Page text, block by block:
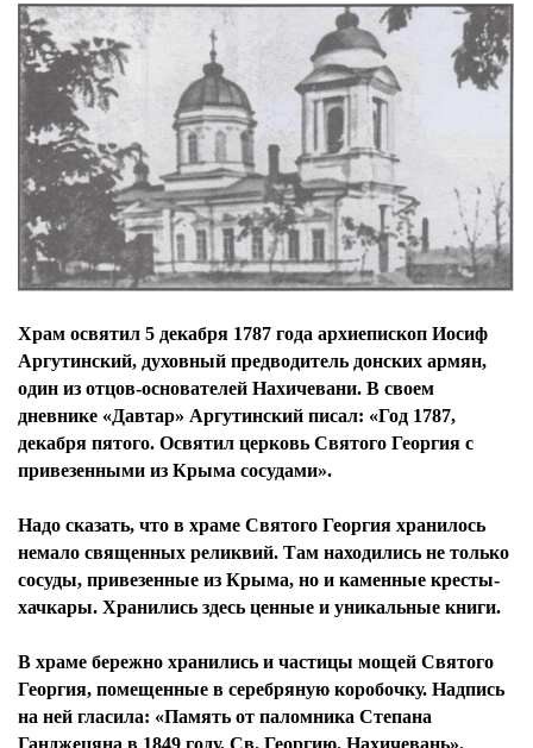
Храм освятил 5 декабря 1787 года архиепископ Иосиф
Аргутинский, духовный предводитель донских армян,
один из отцов-основателей Нахичевани. В своем
дневнике «Давтар» Аргутинский писал: «Год 1787,
декабря пятого. Освятил церковь Святого Георгия с
привезенными из Крыма сосудами».
Надо сказать, что в храме Святого Георгия хранилось
немало священных реликвий. Там находились не только
сосуды, привезенные из Крыма, но и каменные кресты-
хачкары. Хранились здесь ценные и уникальные книги.
В храме бережно хранились и частицы мощей Святого
Георгия, помещенные в серебряную коробочку. Надпись
на ней гласила: «Память от паломника Степана